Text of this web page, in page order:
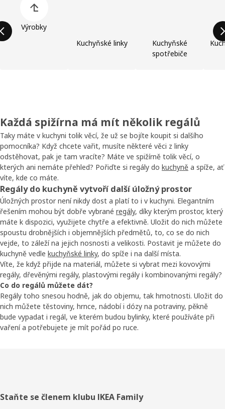
Výrobky
Kuchyňské linky
Kuchyňské
spotřebiče
Každá spižírna má mít několik regálů
Taky máte v kuchyni tolik věcí, že už se bojíte koupit si dalšího
pomocníka? Když chcete vařit, musíte některé věci z linky
odstěhovat, pak je tam vracíte? Máte ve spižírně tolik věcí, o
kterých ani nemáte přehled? Pořiďte si regály do kuchyně a spíže, ať
víte, kde co máte.
Regály do kuchyně vytvoří další úložný prostor
Úložných prostor není nikdy dost a platí to i v kuchyni. Elegantním
řešením mohou být dobře vybrané regály, díky kterým prostor, který
máte k dispozici, využijete chytře a efektivně. Uložit do nich můžete
spoustu drobnějších i objemnějších předmětů, to, co se do nich
vejde, to záleží na jejich nosnosti a velikosti. Postavit je můžete do
kuchyně vedle kuchyňské linky, do spíže i na další místa.
Víte, že když přijde na materiál, můžete si vybrat mezi kovovými
regály, dřevěnými regály, plastovými regály i kombinovanými regály?
Co do regálů můžete dát?
Regály toho snesou hodně, jak do objemu, tak hmotnosti. Uložit do
nich můžete těstoviny, hrnce, nádobí i dózy na potraviny, pěkně
bude vypadat i regál, ve kterém budou bylinky, které používáte při
vaření a potřebujete je mít pořád po ruce.
Zápatí
Staňte se členem klubu IKEA Family